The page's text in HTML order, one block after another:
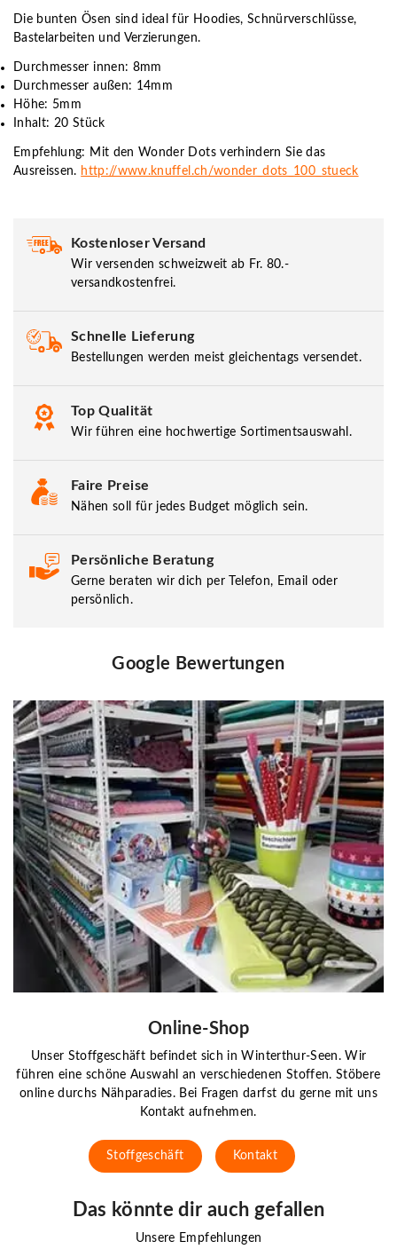
Die bunten Ösen sind ideal für Hoodies, Schnürverschlüsse,
Bastelarbeiten und Verzierungen.
Durchmesser innen: 8mm
Durchmesser außen: 14mm
Höhe: 5mm
Inhalt: 20 Stück
Empfehlung: Mit den Wonder Dots verhindern Sie das
Ausreissen. http://www.knuffel.ch/wonder_dots_100_stueck
Kostenloser Versand
Wir versenden schweizweit ab Fr. 80.-
versandkostenfrei.
Schnelle Lieferung
Bestellungen werden meist gleichentags versendet.
Top Qualität
Wir führen eine hochwertige Sortimentsauswahl.
Faire Preise
Nähen soll für jedes Budget möglich sein.
Persönliche Beratung
Gerne beraten wir dich per Telefon, Email oder
persönlich.
Google Bewertungen
Online-Shop
Unser Stoffgeschäft befindet sich in Winterthur-Seen. Wir
führen eine schöne Auswahl an verschiedenen Stoffen. Stöbere
online durchs Nähparadies. Bei Fragen darfst du gerne mit uns
Kontakt aufnehmen.
Stoffgeschäft Kontakt
Das könnte dir auch gefallen
Unsere Empfehlungen